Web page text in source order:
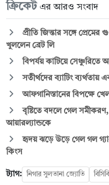
ক্রিকেট এর আরও সংবাদ
প্রীতি জিন্তার সঙ্গে
খুললেন ব্রেট লি
বিপর্যয় কাটিয়ে সেঞ্চুরিতে
সতীর্থদের ব্যাটিং ব্যর্থতায়
আফগানিস্তানের বিপক্ষে
বৃষ্টিতে বদলে গেল
আয়ারল্যান্ডকে
হৃদয় ঝড়ে উড়ে গেল গল
কিংস
ট্যাগ: নিগার সুলতানা জ্যোতি বিসিবি